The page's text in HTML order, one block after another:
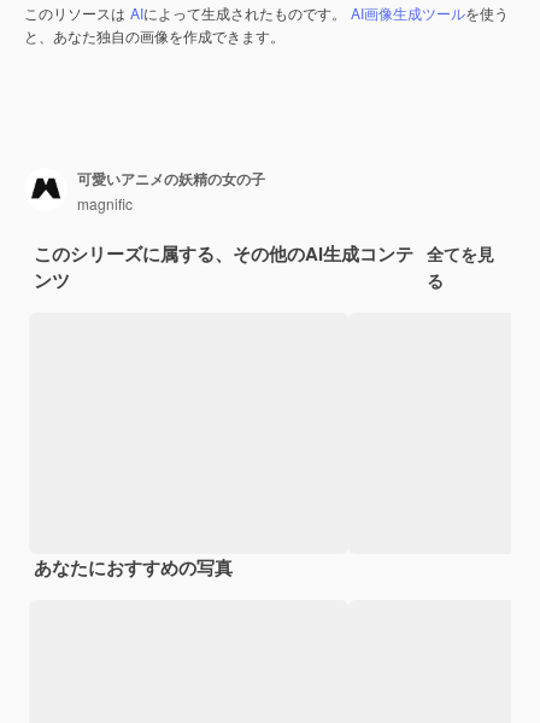
このリソースは AIによって生成されたものです。 AI画像生成ツールを使う
と、あなた独自の画像を作成できます。
可愛いアニメの妖精の女の子
magnific
このシリーズに属する、その他のAI生成コンテ
ンツ
全てを見
る
あなたにおすすめの写真